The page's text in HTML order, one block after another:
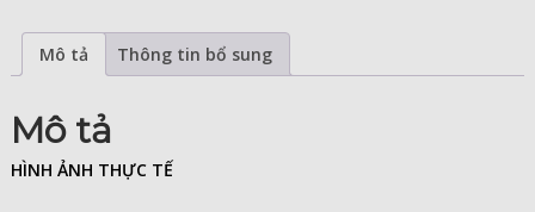
Mô tả Thông tin bổ sung
Mô tả
HÌNH ẢNH THỰC TẾ